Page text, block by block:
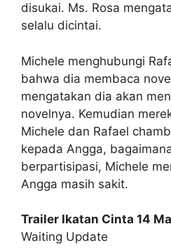
disukai. Ms. Rosa
selalu dicintai.
Michele menghubungi
bahwa dia membaca
mengatakan dia akan
novelnya. Kemudian
Michele dan Rafael
kepada Angga,
berpartisipasi, Michele
Angga masih sakit.
Trailer Ikatan Cinta 14
Waiting Update